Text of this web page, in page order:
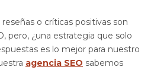
o críticas positivas son
pero, ¿una estrategia que solo
es lo mejor para nuestro
agencia SEO sabemos